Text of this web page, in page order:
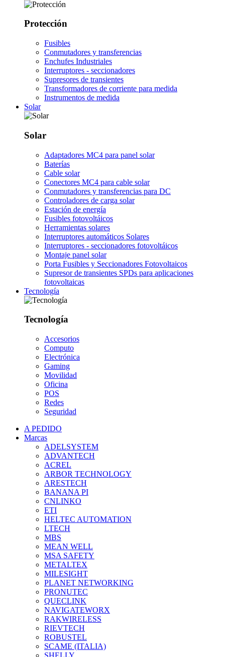
Protección
Fusibles
Conmutadores y transferencias
Enchufes Industriales
Interruptores - seccionadores
Supresores de transientes
Transformadores de corriente para medida
Instrumentos de medida
Solar
Solar
Adaptadores MC4 para panel solar
Baterías
Cable solar
Conectores MC4 para cable solar
Conmutadores y transferencias para DC
Controladores de carga solar
Estación de energía
Fusibles fotovoltáicos
Herramientas solares
Interruptores automáticos Solares
Interruptores - seccionadores fotovoltáicos
Montaje panel solar
Porta Fusibles y Seccionadores Fotovoltaicos
Supresor de transientes SPDs para aplicaciones
fotovoltaicas
Tecnología
Tecnología
Accesorios
Computo
Electrónica
Gaming
Movilidad
Oficina
POS
Redes
Seguridad
A PEDIDO
Marcas
ADELSYSTEM
ADVANTECH
ACREL
ARBOR TECHNOLOGY
ARESTECH
BANANA PI
CNLINKO
ETI
HELTEC AUTOMATION
LTECH
MBS
MEAN WELL
MSA SAFETY
METALTEX
MILESIGHT
PLANET NETWORKING
PRONUTEC
QUECLINK
NAVIGATEWORX
RAKWIRELESS
RIEVTECH
ROBUSTEL
SCAME (ITALIA)
SHELLY